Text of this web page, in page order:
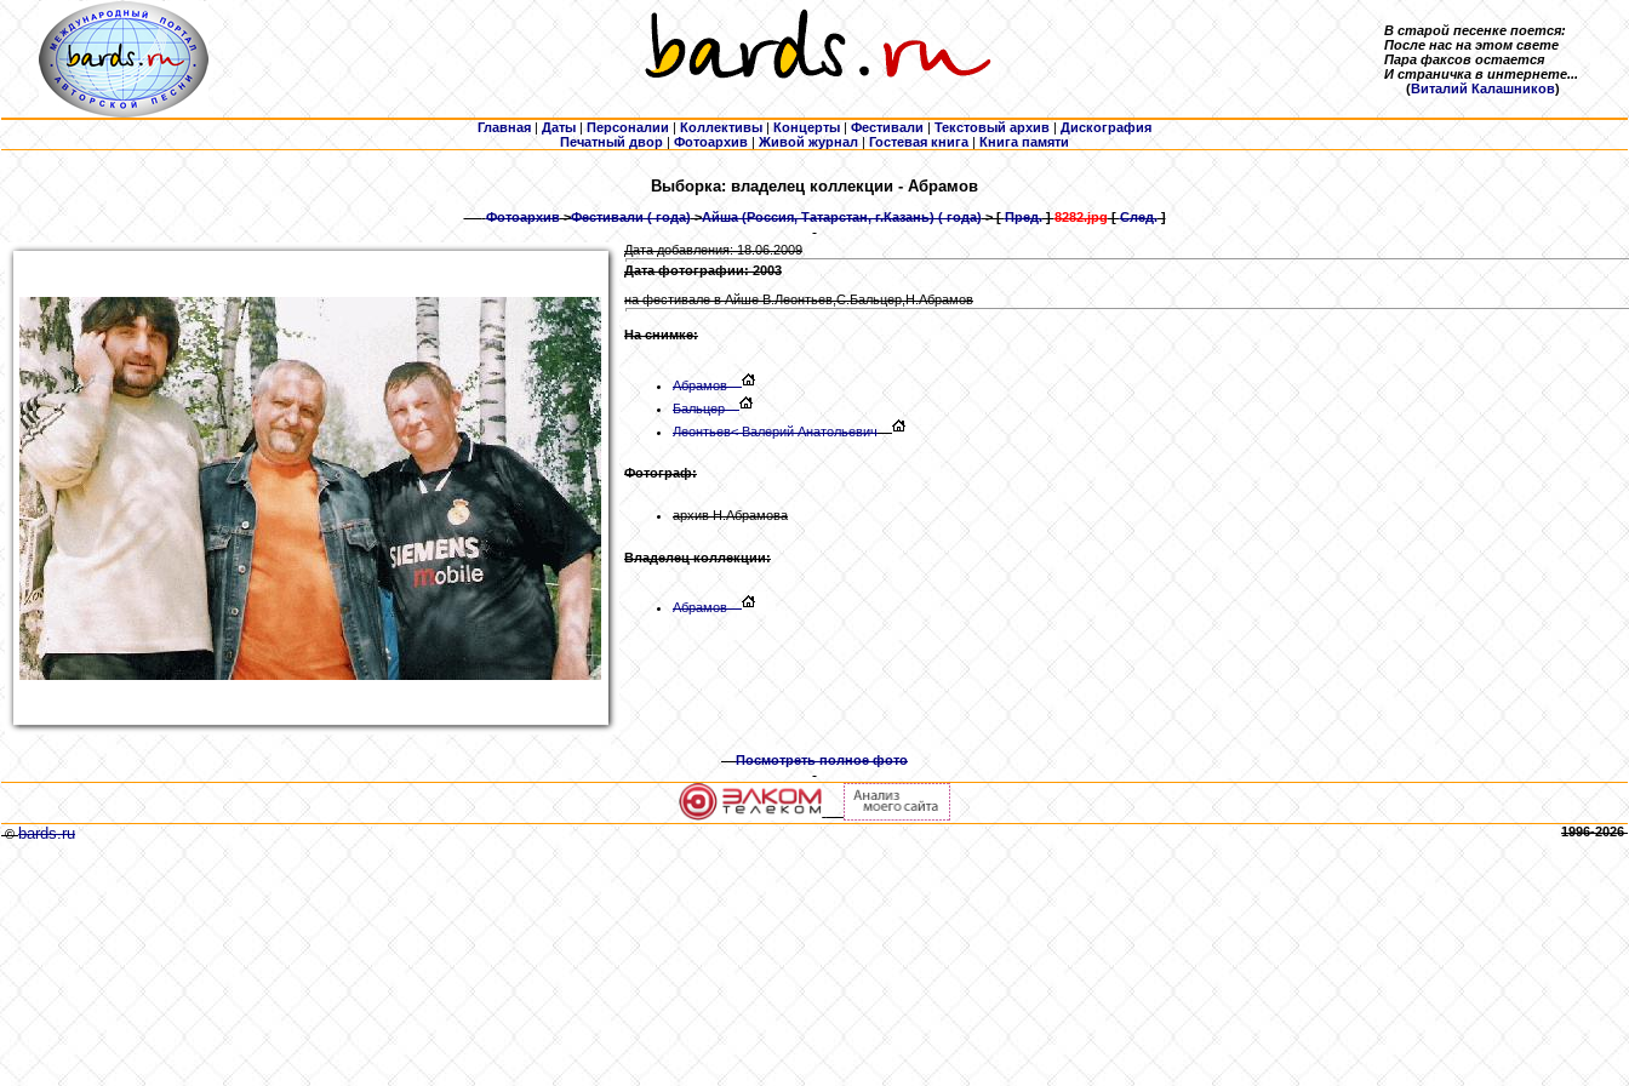
В старой песенке поется:
После нас на этом свете
Пара факсов остается
И страничка в интернете...
(Виталий Калашников)
Главная | Даты | Персоналии | Коллективы | Концерты | Фестивали | Текстовый архив | Дискография
Печатный двор | Фотоархив | Живой журнал |Гостевая книга | Книга памяти
Выборка: владелец коллекции - Абрамов
Фотоархив>Фестивали ( года)>Айша (Россия, Татарстан, г.Казань) ( года)> [Пред.]8282.jpg[След.]
Дата добавления: 18.06.2009
Дата фотографии: 2003
на фестивале в Айше В.Леонтьев,С.Бальцер,Н.Абрамов
На снимке:
Абрамов
Бальцер
Леонтьев< Валерий Анатольевич
Фотограф:
архив Н.Абрамова
Владелец коллекции:
Абрамов
Посмотреть полное фото
©bards.ru 1996-2026